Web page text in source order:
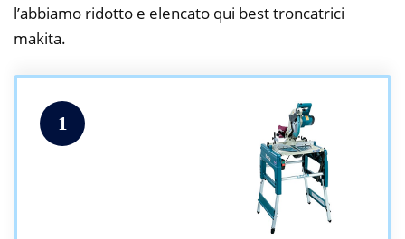
l’abbiamo ridotto e elencato qui best troncatrici
makita.
1